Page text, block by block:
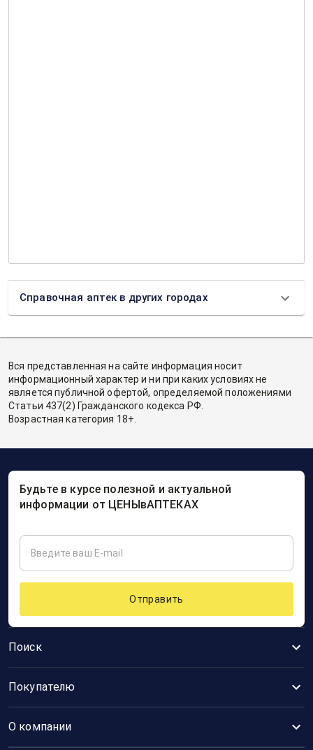
Справочная аптек в других городах
Вся представленная на сайте информация носит
информационный характер и ни при каких условиях не
является публичной офертой, определяемой положениями
Статьи 437(2) Гражданского кодекса РФ.
Возрастная категория 18+.
Поиск
Покупателю
О компании
Будьте в курсе полезной и актуальной
информации от ЦЕНЫвАПТЕКАХ
Отправить